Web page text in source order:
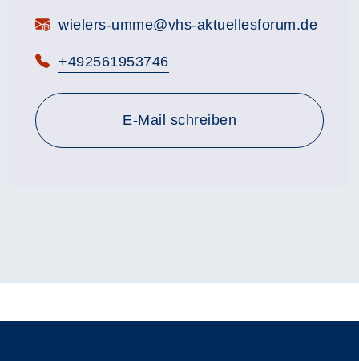
E-Mail:wielers-umme@vhs-aktuellesforum.de
Telefon:
+492561953746
E-Mail schreiben